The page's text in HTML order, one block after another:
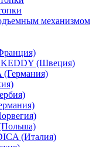
механизмом
KEDDY (Швеция)
(Италия)